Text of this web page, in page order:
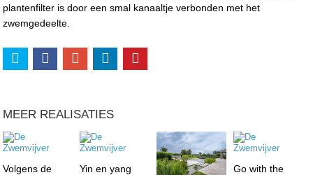
plantenfilter is door een smal kanaaltje verbonden met het
zwemgedeelte.
MEER REALISATIES
Volgens de
Yin en yang
Go with the